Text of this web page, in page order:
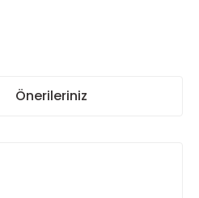
Önerileriniz